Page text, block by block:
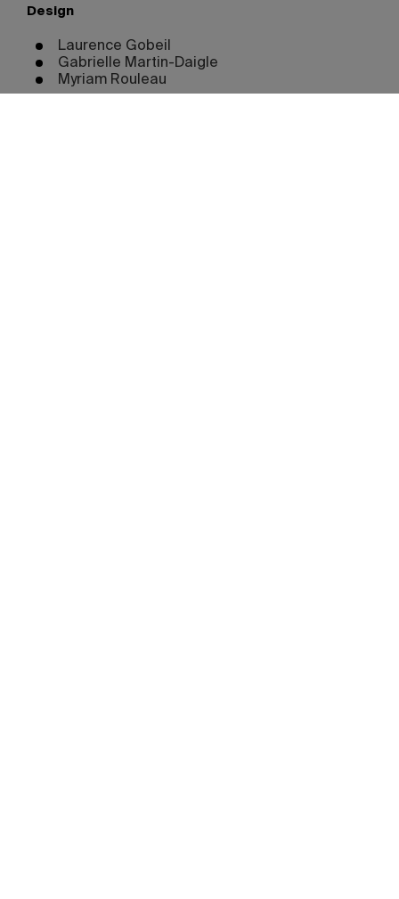
Design
Laurence Gobeil
Gabrielle Martin-Daigle
Myriam Rouleau